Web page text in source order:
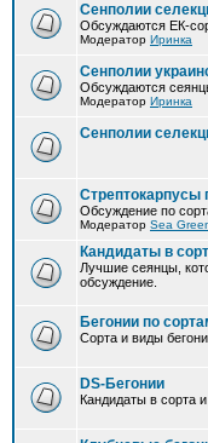
Сенполии
Обсуждаются ЕК-
Модератор Иринка
Сенполии
Обсуждаются
Модератор Иринка
Сенполии
Стрептокарпусы
Обсуждение по
Модератор Sea
Кандидаты в
Лучшие сеянцы,
обсуждение.
Бегонии по
Сорта и виды
DS-Бегонии
Кандидаты в сорта